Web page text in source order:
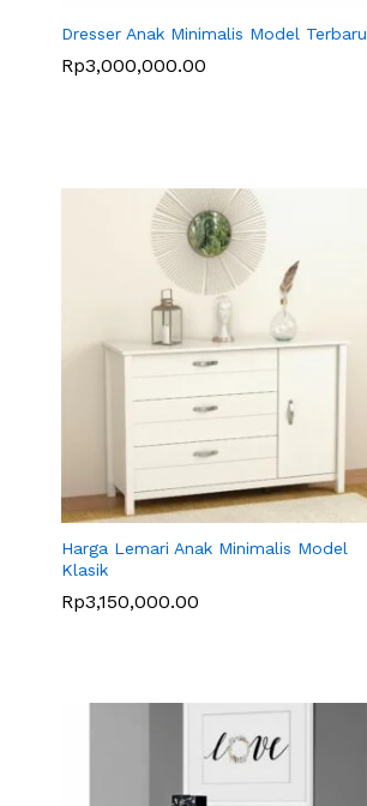
Dresser Anak Minimalis Model Terbaru
Rp3,000,000.00
Rp3,000,000.00
Harga Lemari Anak Minimalis Model
Klasik
Rp3,150,000.00
Rp3,150,000.00